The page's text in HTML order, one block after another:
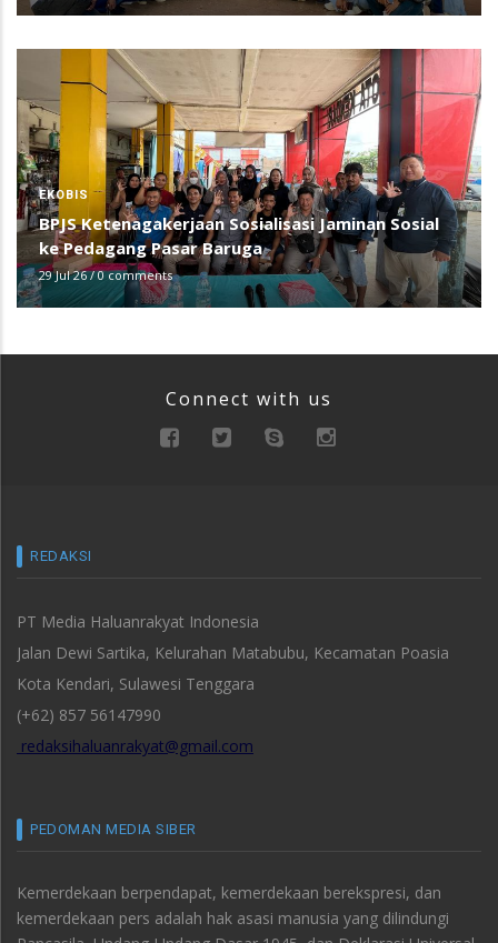
EKOBIS
BPJS Ketenagakerjaan Sosialisasi Jaminan Sosial
ke Pedagang Pasar Baruga
29 Jul 26/0 comments
Connect with us
REDAKSI
PT Media Haluanrakyat Indonesia
Jalan Dewi Sartika, Kelurahan Matabubu, Kecamatan Poasia
Kota Kendari, Sulawesi Tenggara
(+62) 857 56147990
redaksihaluanrakyat@gmail.com
PEDOMAN MEDIA SIBER
Kemerdekaan berpendapat, kemerdekaan berekspresi, dan
kemerdekaan pers adalah hak asasi manusia yang dilindungi